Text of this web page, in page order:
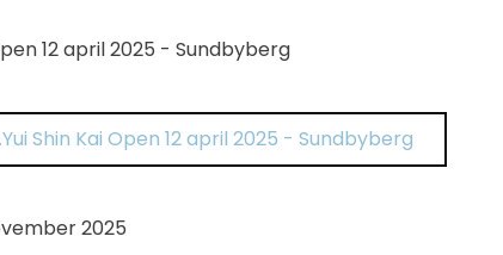
12 april 2025 - Sundbyberg
Shin Kai Open 12 april 2025 - Sundbyberg
2025